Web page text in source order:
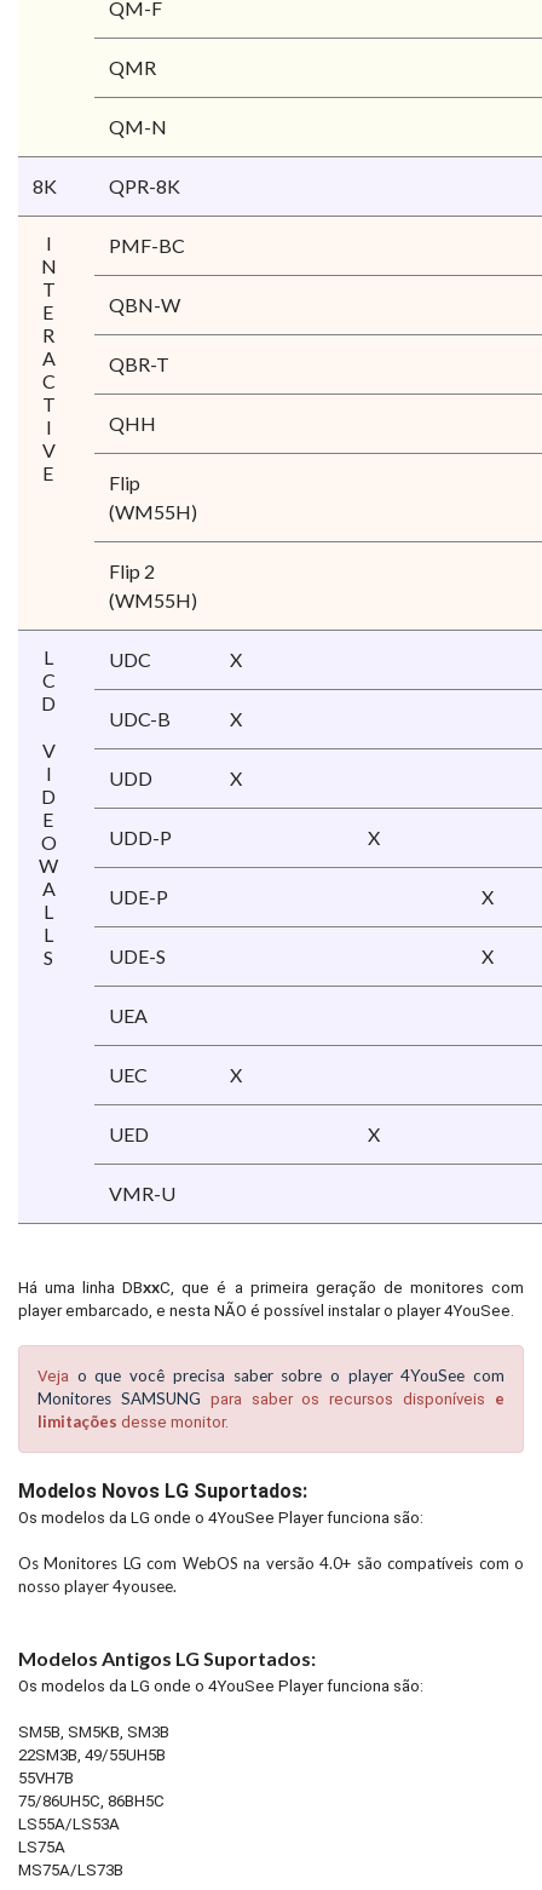
QM-F
QMR
QM-N
8K QPR-8K
INTERACTIVE PMF-BC
QBN-W
QBR-T
QHH
Flip
(WM55H)
Flip 2
(WM55H)
LCD
VIDEOWALLS
UDC X
UDC-B X
UDD X
UDD-P X
UDE-P X
UDE-S X
UEA
UEC X
UED X
VMR-U
Há uma linha DBxxC, que é a primeira geração de monitores com
player embarcado, e nesta NÃO é possível instalar o player 4YouSee.
Veja o que você precisa saber sobre o player 4YouSee com
Monitores SAMSUNG para saber os recursos disponíveis e
limitações desse monitor.
Modelos Novos LG Suportados:
Os modelos da LG onde o 4YouSee Player funciona são:
Os Monitores LG com WebOS na versão 4.0+ são compatíveis com o
nosso player 4yousee.
Modelos Antigos LG Suportados:
Os modelos da LG onde o 4YouSee Player funciona são:
SM5B, SM5KB, SM3B
22SM3B, 49/55UH5B
55VH7B
75/86UH5C, 86BH5C
LS55A/LS53A
LS75A
MS75A/LS73B